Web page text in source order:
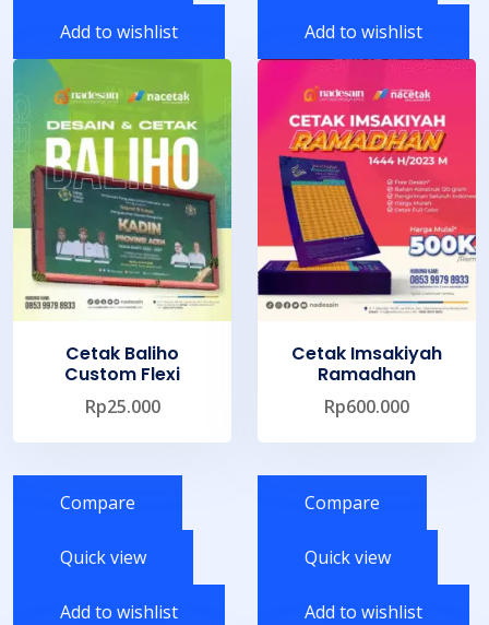
Add to wishlist Add to wishlist
Cetak Baliho
Custom Flexi
Rp25.000
Compare
Quick view
Add to wishlist
Cetak Imsakiyah
Ramadhan
Rp600.000
Compare
Quick view
Add to wishlist